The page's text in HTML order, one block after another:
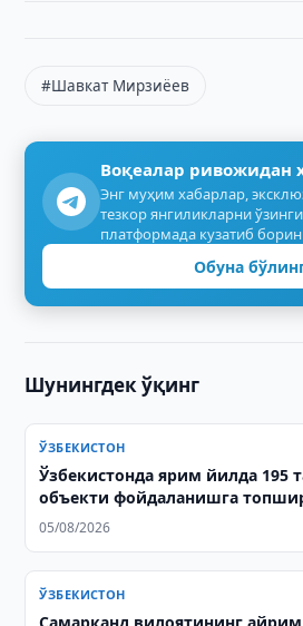
#Шавкат Мирзиёев
Воқеалар ривожидан
Энг муҳим хабарлар,
тезкор янгиликларни
платформада кузатиб
Обуна
Шунингдек ўқинг
ЎЗБЕКИСТОН
Ўзбекистонда ярим йилда 195
объекти фойдаланишга
05/08/2026
ЎЗБЕКИСТОН